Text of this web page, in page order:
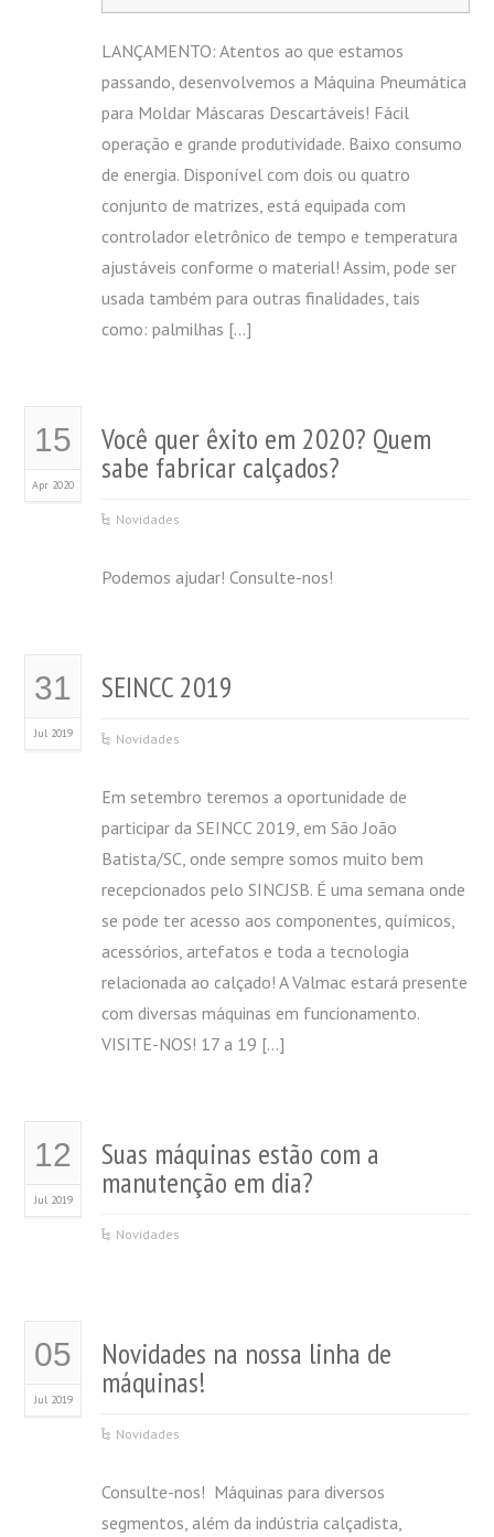
LANÇAMENTO: Atentos ao que estamos
passando, desenvolvemos a Máquina Pneumática
para Moldar Máscaras Descartáveis! Fácil
operação e grande produtividade. Baixo consumo
de energia. Disponível com dois ou quatro
conjunto de matrizes, está equipada com
controlador eletrônico de tempo e temperatura
ajustáveis conforme o material! Assim, pode ser
usada também para outras finalidades, tais
como: palmilhas […]
15
Apr 2020
Você quer êxito em 2020? Quem
sabe fabricar calçados?
Novidades
Podemos ajudar! Consulte-nos!
31
Jul 2019
SEINCC 2019
Novidades
Em setembro teremos a oportunidade de
participar da SEINCC 2019, em São João
Batista/SC, onde sempre somos muito bem
recepcionados pelo SINCJSB. É uma semana onde
se pode ter acesso aos componentes, químicos,
acessórios, artefatos e toda a tecnologia
relacionada ao calçado! A Valmac estará presente
com diversas máquinas em funcionamento.
VISITE-NOS! 17 a 19 […]
12
Jul 2019
Suas máquinas estão com a
manutenção em dia?
Novidades
05
Jul 2019
Novidades na nossa linha de
máquinas!
Novidades
Consulte-nos! Máquinas para diversos
segmentos, além da indústria calçadista,